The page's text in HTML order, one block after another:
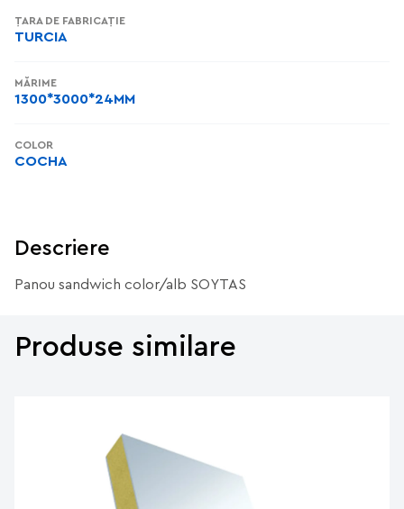
ȚARA DE FABRICAȚIE
TURCIA
MĂRIME
1300*3000*24MM
COLOR
СОСНА
Descriere
Panou sandwich color/alb SOYTAS
Produse similare